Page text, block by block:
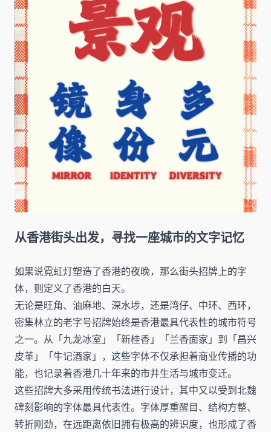
从香港街头出发，寻找一座城市的文字记忆
如果说霓虹灯塑造了香港的夜晚，那么街头招牌上的字
体，则定义了香港的白天。
无论是旺角、油麻地、深水埗，还是湾仔、中环、西环，
密集林立的老字号招牌始终是香港最具代表性的城市符号
之一。从「九龙冰室」「新桂香」「兰香面家」到「昌兴
皮革」「牛记酒家」，这些字体不仅承担着商业传播的功
能，也记录着香港几十年来的市井生活与城市变迁。
这些招牌大多采用传统书法进行设计，其中又以受到北魏
碑刻影响的字体最具代表性。字体厚重醒目、结构方整、
转折刚劲，在远距离依旧拥有极高的辨识度，也形成了香